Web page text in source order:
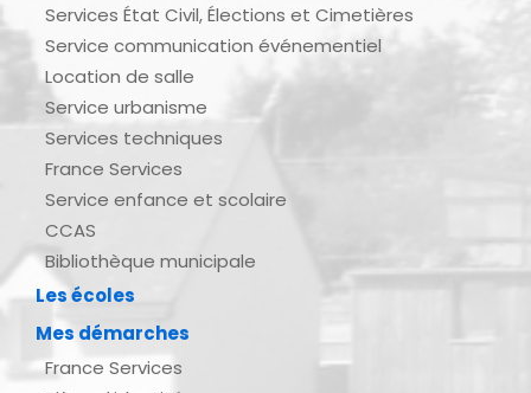
Services État Civil, Élections et Cimetières
Service communication événementiel
Location de salle
Service urbanisme
Services techniques
France Services
Service enfance et scolaire
CCAS
Bibliothèque municipale
Les écoles
Mes démarches
France Services